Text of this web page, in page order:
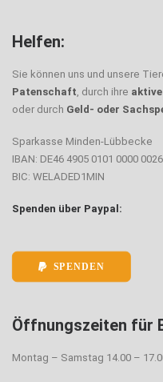
Helfen:
Sie können uns und unsere
Patenschaft, durch ihre
oder durch Geld- oder
Sparkasse Minden-Lübbecke
IBAN: DE46 4905 0101 0000
BIC: WELADED1MIN
Spenden über Paypal:
SPENDEN
Öffnungszeiten für
Montag – Samstag 14.00 –